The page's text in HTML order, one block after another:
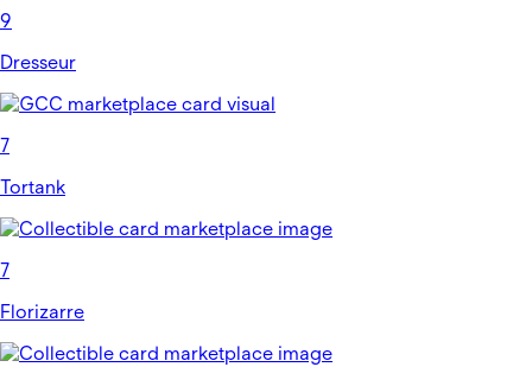
9
Dresseur
7
Tortank
7
Florizarre